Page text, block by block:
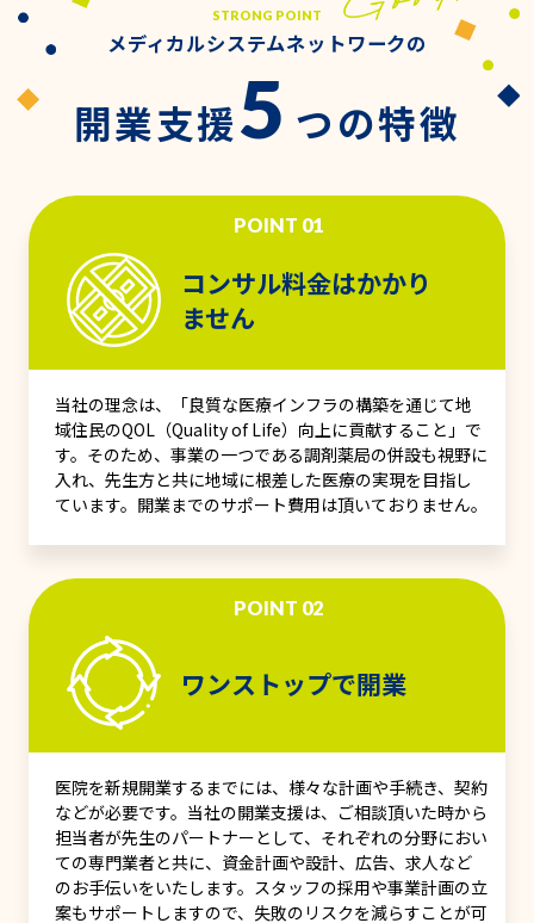
STRONG POINT
メディカルシステムネットワークの
開業支援5 つの特徴
POINT 01
コンサル料金はかかり
ません
当社の理念は、「良質な医療インフラの構築を通じて地
域住民のQOL（Quality of Life）向上に貢献すること」で
す。そのため、事業の一つである調剤薬局の併設も視野に
入れ、先生方と共に地域に根差した医療の実現を目指し
ています。開業までのサポート費用は頂いておりません。
POINT 02
ワンストップで開業
医院を新規開業するまでには、様々な計画や手続き、契約
などが必要です。当社の開業支援は、ご相談頂いた時から
担当者が先生のパートナーとして、それぞれの分野におい
ての専門業者と共に、資金計画や設計、広告、求人など
のお手伝いをいたします。スタッフの採用や事業計画の立
案もサポートしますので、失敗のリスクを減らすことが可